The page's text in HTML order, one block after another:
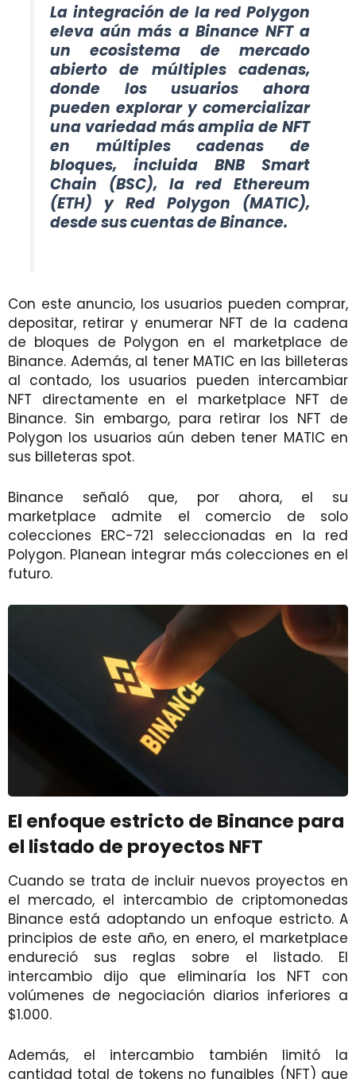
La integración de la red Polygon
eleva aún más a Binance NFT a
un ecosistema de mercado
abierto de múltiples cadenas,
donde los usuarios ahora
pueden explorar y comercializar
una variedad más amplia de NFT
en múltiples cadenas de
bloques, incluida BNB Smart
Chain (BSC), la red Ethereum
(ETH) y Red Polygon (MATIC),
desde sus cuentas de Binance.
Con este anuncio, los usuarios pueden comprar,
depositar, retirar y enumerar NFT de la cadena
de bloques de Polygon en el marketplace de
Binance. Además, al tener MATIC en las billeteras
al contado, los usuarios pueden intercambiar
NFT directamente en el marketplace NFT de
Binance. Sin embargo, para retirar los NFT de
Polygon los usuarios aún deben tener MATIC en
sus billeteras spot.
Binance señaló que, por ahora, el su
marketplace admite el comercio de solo
colecciones ERC-721 seleccionadas en la red
Polygon. Planean integrar más colecciones en el
futuro.
El enfoque estricto de Binance para
el listado de proyectos NFT
Cuando se trata de incluir nuevos proyectos en
el mercado, el intercambio de criptomonedas
Binance está adoptando un enfoque estricto. A
principios de este año, en enero, el marketplace
endureció sus reglas sobre el listado. El
intercambio dijo que eliminaría los NFT con
volúmenes de negociación diarios inferiores a
$1.000.
Además, el intercambio también limitó la
cantidad total de tokens no fungibles (NFT) que